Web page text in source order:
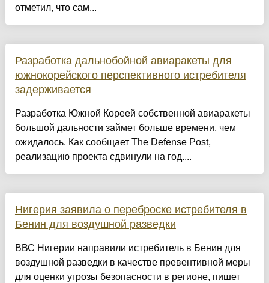
отметил, что сам...
Разработка дальнобойной авиаракеты для
южнокорейского перспективного истребителя
задерживается
Разработка Южной Кореей собственной авиаракеты
большой дальности займет больше времени, чем
ожидалось. Как сообщает The Defense Post,
реализацию проекта сдвинули на год....
Нигерия заявила о переброске истребителя в
Бенин для воздушной разведки
ВВС Нигерии направили истребитель в Бенин для
воздушной разведки в качестве превентивной меры
для оценки угрозы безопасности в регионе, пишет